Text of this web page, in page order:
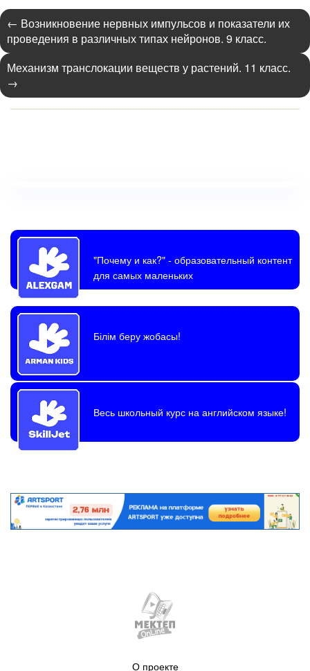
← Возникновение нервных импульсов и показатели их
проведения в различных типах нейронов. 9 класс.
Механизм транслокации веществ у растений. 11 класс.
→
"Почему и как?"- образовательный контент
для самых маленьких
Білім беру жобасы!
Весь школьный курс на английском языке!
О проекте